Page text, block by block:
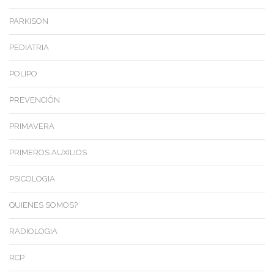
PARKISON
PEDIATRIA
POLIPO
PREVENCIÓN
PRIMAVERA
PRIMEROS AUXILIOS
PSICOLOGIA
QUIENES SOMOS?
RADIOLOGIA
RCP